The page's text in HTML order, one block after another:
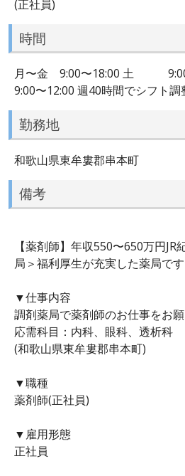
(正社員)
時間
月〜金 9:00〜18:00 土
9:00〜12:00 週40時間でシフト調
勤務地
和歌山県東牟婁郡串本町
備考
【薬剤師】年収550〜650万円
局＞福利厚生が充実した薬局で
▼仕事内容
調剤薬局で薬剤師のお仕事をお願
応需科目：内科、眼科、透析科
(和歌山県東牟婁郡串本町)
▼職種
薬剤師(正社員)
▼雇用形態
正社員